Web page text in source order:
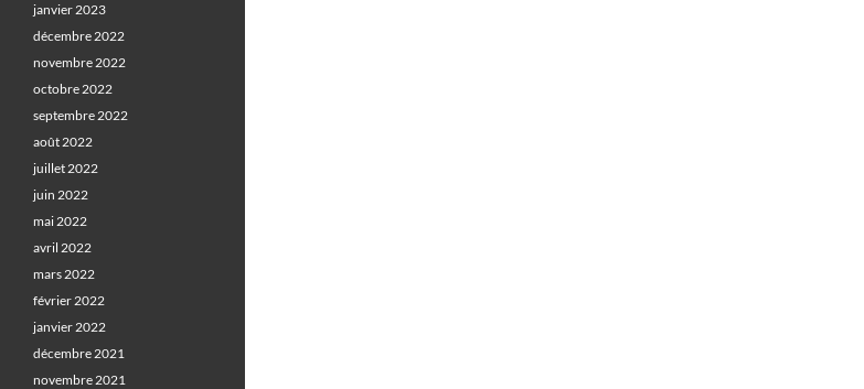
janvier 2023
décembre 2022
novembre 2022
octobre 2022
septembre 2022
août 2022
juillet 2022
juin 2022
mai 2022
avril 2022
mars 2022
février 2022
janvier 2022
décembre 2021
novembre 2021